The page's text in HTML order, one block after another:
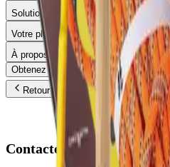
Solution Pro
Votre plateforme
À propos
Obtenez un devis
Télécharge
Retour
Parlez à
Contactez nos experts